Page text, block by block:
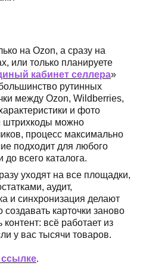
на Ozon, а сразу на
или только планируете
кабинет селлера»
рутинных
между Ozon, Wildberries,
и фото
штрихкоды можно
процесс максимально
подходит для любого
всего каталога.
уходят на все площадки,
аудит,
и синхронизация делают
карточки заново
всё работает из
у вас тысячи товаров.
ссылке.